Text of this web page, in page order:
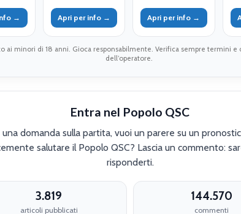
→ Apri per info → Apri per info →
ai minori di 18 anni. Gioca responsabilmente. Verifica sempre termini e
dell’operatore.
Entra nel Popolo QSC
una domanda sulla partita, vuoi un parere su un
salutare il Popolo QSC? Lascia un commento:
risponderti.
3.819
articoli pubblicati
144.570
commenti